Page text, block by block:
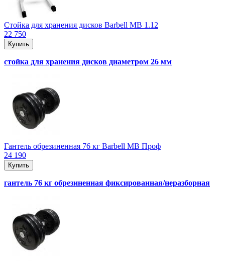
Стойка для хранения дисков Barbell MB 1.12
22 750
Купить
стойка для хранения дисков диаметром 26 мм
Гантель обрезиненная 76 кг Barbell MB Проф
24 190
Купить
гантель 76 кг обрезиненная фиксированная/неразборная